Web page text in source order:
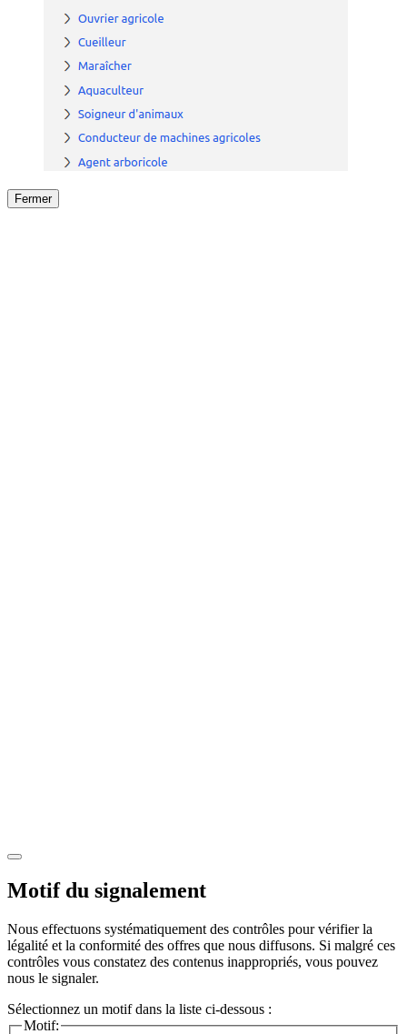
Fermer
Motif du signalement
Nous effectuons systématiquement des contrôles pour vérifier la
légalité et la conformité des offres que nous diffusons. Si malgré ces
contrôles vous constatez des contenus inappropriés, vous pouvez
nous le signaler.
Sélectionnez un motif dans la liste ci-dessous :
Motif: